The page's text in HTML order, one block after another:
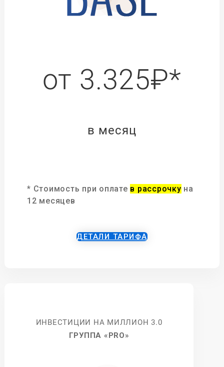
от 3.325₽*
в месяц
* Стоимость при оплате в рассрочку на
12 месяцев
ДЕТАЛИ ТАРИФА
ИНВЕСТИЦИИ НА МИЛЛИОН 3.0
ГРУППА «PRO»